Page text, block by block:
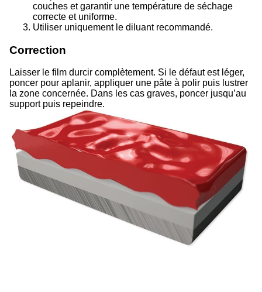
couches et garantir une température de séchage
correcte et uniforme.
Utiliser uniquement le diluant recommandé.
Correction
Laisser le film durcir complètement. Si le défaut est léger,
poncer pour aplanir, appliquer une pâte à polir puis lustrer
la zone concernée. Dans les cas graves, poncer jusqu’au
support puis repeindre.